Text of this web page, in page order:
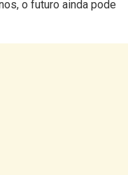
o futuro ainda pode